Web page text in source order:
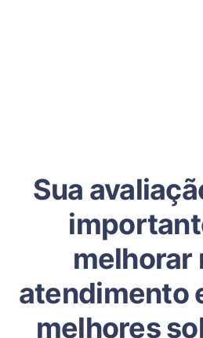
Sua
melhorar
atendimento
melhores